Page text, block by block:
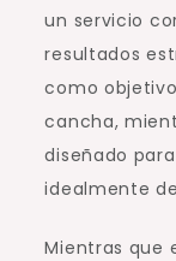
un servicio
resultados
como
cancha,
diseñado
idealmente
Mientras que